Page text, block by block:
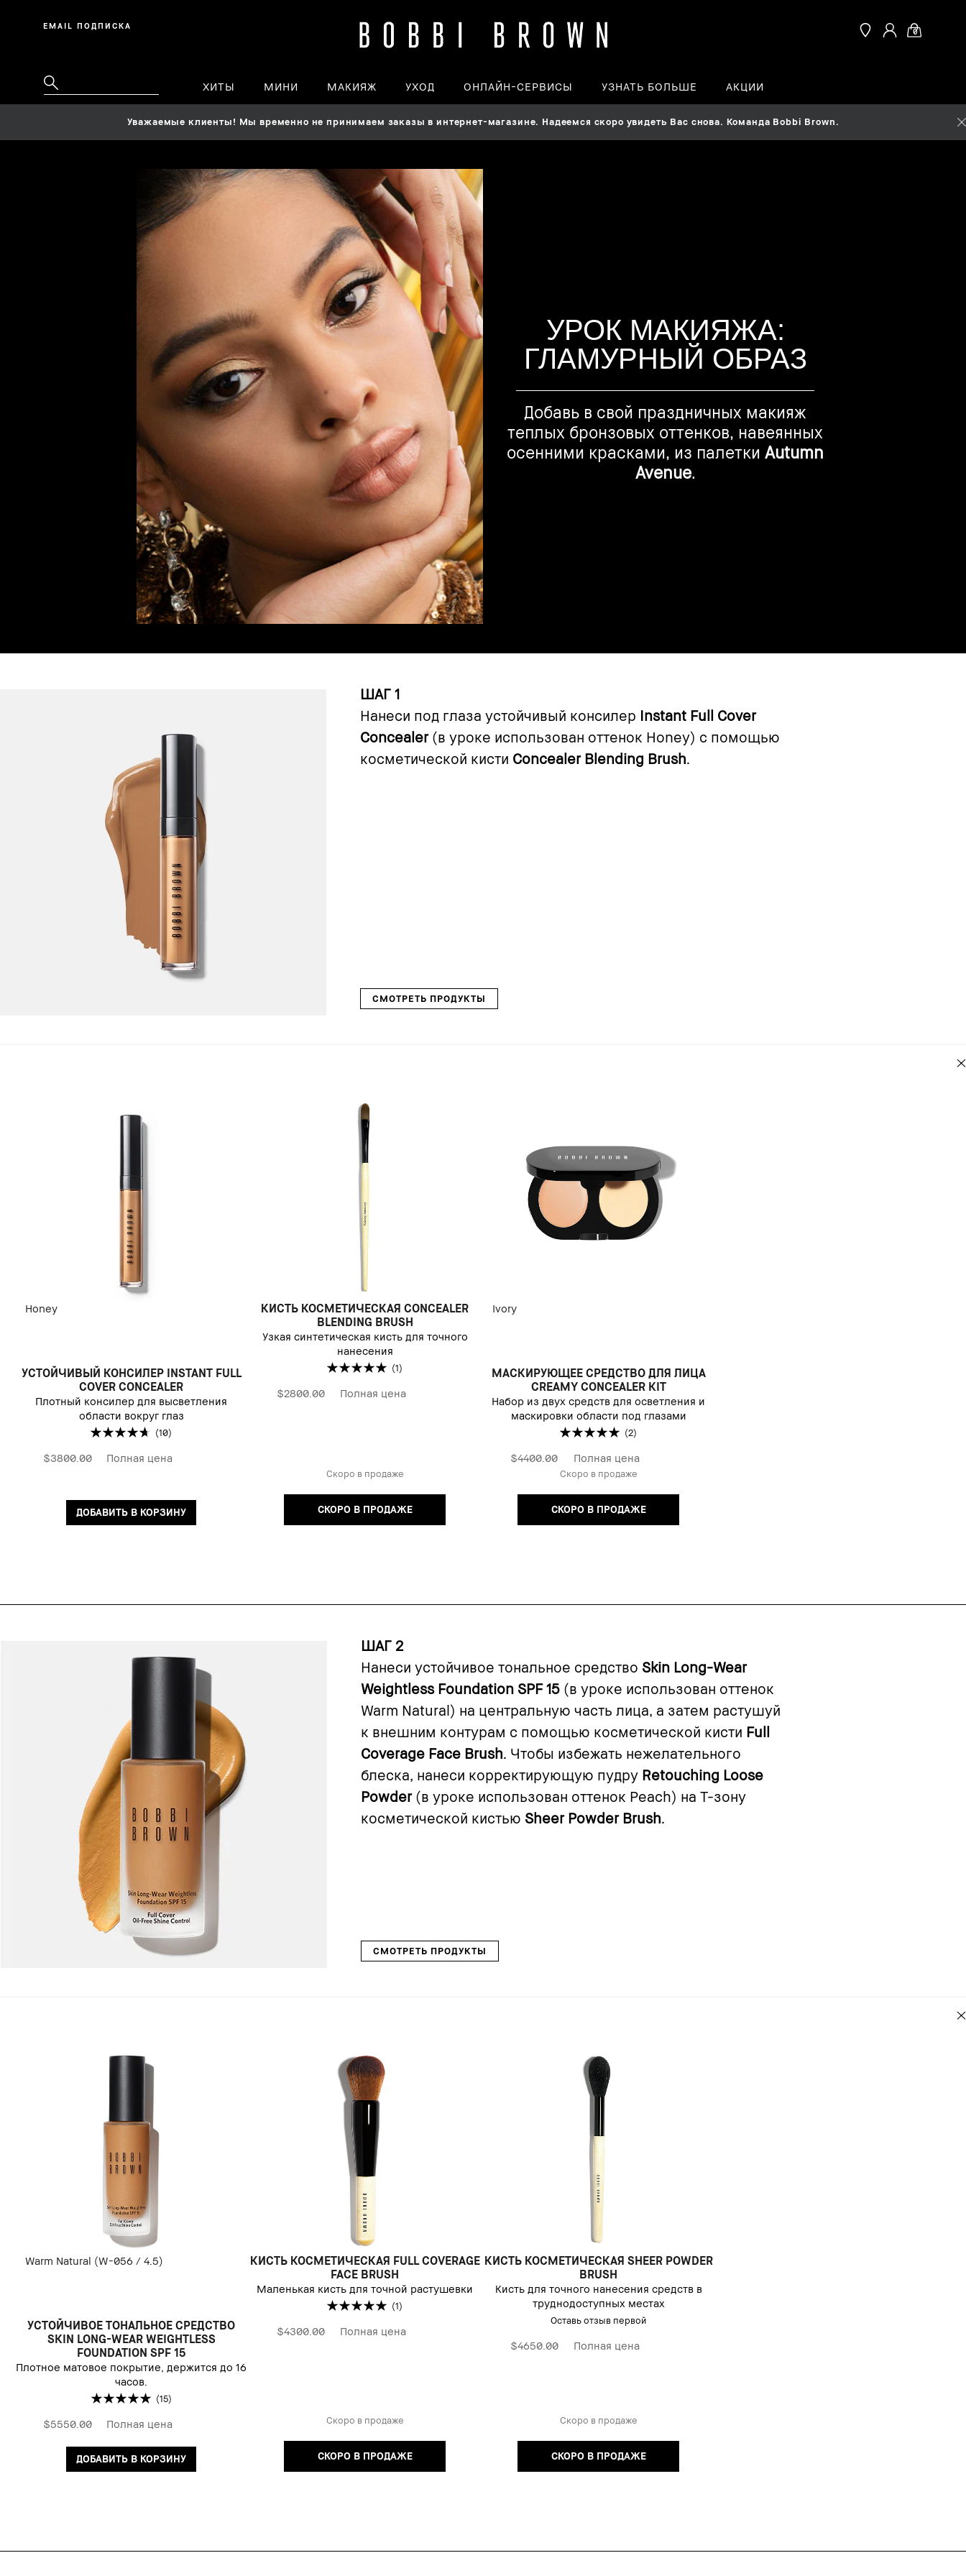
EMAIL ПОДПИСКА
0
ХИТЫ МИНИ МАКИЯЖ УХОД ОНЛАЙН-СЕРВИСЫ УЗНАТЬ БОЛЬШЕ АКЦИИ
Уважаемые клиенты! Мы временно не принимаем заказы в интернет-магазине. Надеемся скоро увидеть Вас снова. Команда Bobbi Brown.
УРОК МАКИЯЖА:
ГЛАМУРНЫЙ ОБРАЗ
Добавь в свой праздничных макияж
теплых бронзовых оттенков, навеянных
осенними красками, из палетки Autumn
Avenue.
ШАГ 1
Нанеси под глаза устойчивый консилер Instant Full Cover
Concealer(в уроке использован оттенок Honey) с помощью
косметической кисти Concealer Blending Brush.
СМОТРЕТЬ ПРОДУКТЫ
Honey
УСТОЙЧИВЫЙ КОНСИЛЕР INSTANT FULL
COVER CONCEALER
Плотный консилер для высветления
области вокруг глаз
(10)
$3800.00 Полная цена
ДОБАВИТЬ В КОРЗИНУ
КИСТЬ КОСМЕТИЧЕСКАЯ CONCEALER
BLENDING BRUSH
Узкая синтетическая кисть для точного
нанесения
(1)
$2800.00 Полная цена
Скоро в продаже
СКОРО В ПРОДАЖЕ
Ivory
МАСКИРУЮЩЕЕ СРЕДСТВО ДЛЯ ЛИЦА
CREAMY CONCEALER KIT
Набор из двух средств для осветления и
маскировки области под глазами
(2)
$4400.00 Полная цена
Скоро в продаже
СКОРО В ПРОДАЖЕ
ШАГ 2
Нанеси устойчивое тональное средство Skin Long-Wear
Weightless Foundation SPF 15 (в уроке использован оттенок
Warm Natural) на центральную часть лица, а затем растушуй
к внешним контурам с помощью косметической кисти Full
Coverage Face Brush. Чтобы избежать нежелательного
блеска, нанеси корректирующую пудру Retouching Loose
Powder(в уроке использован оттенок Peach) на Т-зону
косметической кистью Sheer Powder Brush.
СМОТРЕТЬ ПРОДУКТЫ
Warm Natural (W-056 / 4.5)
УСТОЙЧИВОЕ ТОНАЛЬНОЕ СРЕДСТВО
SKIN LONG-WEAR WEIGHTLESS
FOUNDATION SPF 15
Плотное матовое покрытие, держится до 16
часов.
(15)
$5550.00 Полная цена
ДОБАВИТЬ В КОРЗИНУ
КИСТЬ КОСМЕТИЧЕСКАЯ FULL COVERAGE
FACE BRUSH
Маленькая кисть для точной растушевки
(1)
$4300.00 Полная цена
Скоро в продаже
СКОРО В ПРОДАЖЕ
КИСТЬ КОСМЕТИЧЕСКАЯ SHEER POWDER
BRUSH
Кисть для точного нанесения средств в
труднодоступных местах
Оставь отзыв первой
$4650.00 Полная цена
Скоро в продаже
СКОРО В ПРОДАЖЕ